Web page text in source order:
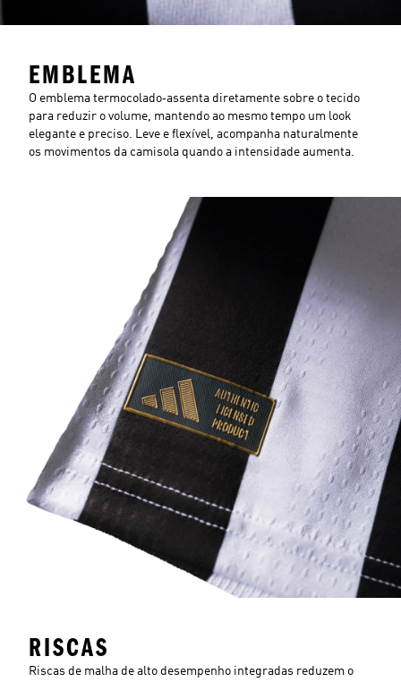
EMBLEMA
O emblema termocolado‑assenta diretamente sobre o tecido
para reduzir o volume, mantendo ao mesmo tempo um look
elegante e preciso. Leve e flexível, acompanha naturalmente
os movimentos da camisola quando a intensidade aumenta.
RISCAS
Riscas de malha de alto desempenho integradas reduzem o